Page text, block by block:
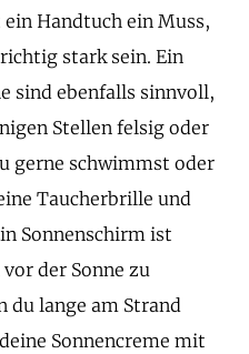
Handtuch ein Muss,
stark sein. Ein
sind ebenfalls sinnvoll,
Stellen felsig oder
gerne schwimmst oder
Taucherbrille und
Sonnenschirm ist
der Sonne zu
du lange am Strand
Sonnencreme mit